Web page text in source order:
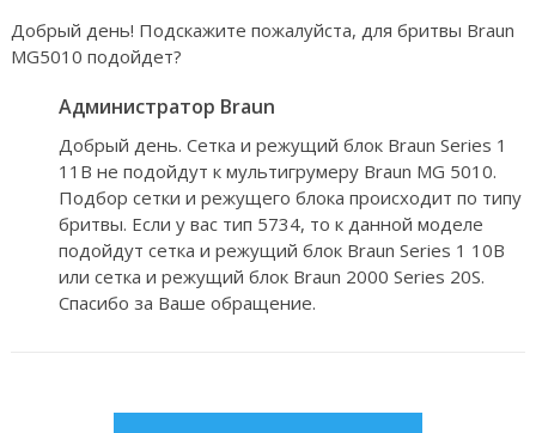
Добрый день! Подскажите пожалуйста, для бритвы Braun
MG5010 подойдет?
Администратор Braun
Добрый день. Сетка и режущий блок Braun Series 1
11B не подойдут к мультигрумеру Braun MG 5010.
Подбор сетки и режущего блока происходит по типу
бритвы. Если у вас тип 5734, то к данной моделе
подойдут сетка и режущий блок Braun Series 1 10B
или сетка и режущий блок Braun 2000 Series 20S.
Спасибо за Ваше обращение.